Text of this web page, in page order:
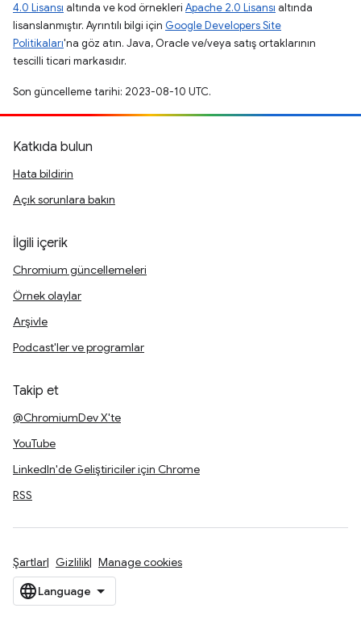
4.0 Lisansı altında ve kod örnekleri Apache 2.0 Lisansı altında
lisanslanmıştır. Ayrıntılı bilgi için Google Developers Site
Politikaları'na göz atın. Java, Oracle ve/veya satış ortaklarının
tescilli ticari markasıdır.
Son güncelleme tarihi: 2023-08-10 UTC.
Katkıda bulun
Hata bildirin
Açık sorunlara bakın
İlgili içerik
Chromium güncellemeleri
Örnek olaylar
Arşivle
Podcast'ler ve programlar
Takip et
@ChromiumDev X'te
YouTube
LinkedIn'de Geliştiriciler için Chrome
RSS
Şartlar Gizlilik Manage cookies